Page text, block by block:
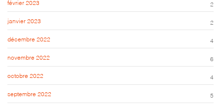
février 2023 2
janvier 2023 2
décembre 2022 4
novembre 2022 6
octobre 2022 4
septembre 2022 5